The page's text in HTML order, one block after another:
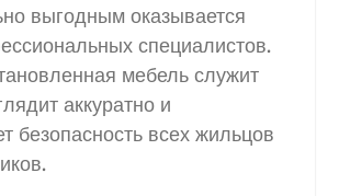
выгодным оказывается
специалистов.
мебель служит
аккуратно и
безопасность всех жильцов